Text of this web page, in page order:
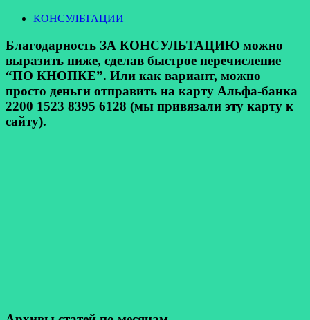
КОНСУЛЬТАЦИИ
Благодарность ЗА КОНСУЛЬТАЦИЮ можно
выразить ниже, сделав быстрое перечисление
“ПО КНОПКЕ”. Или как вариант, можно
просто деньги отправить на карту Альфа-банка
2200 1523 8395 6128 (мы привязали эту карту к
сайту).